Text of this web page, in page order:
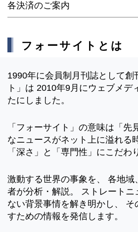
各決済のご案内
フォーサイトとは
1990年に会員制月刊誌として創
ト」は 2010年9月にウェブメデ
たにしました。
「フォーサイト」の意味は「先
なニュースがネット上に溢れる
「深さ」と「専門性」にこだわ
激動する世界の事象を、 各地域
者が分析・解説。 ストレートニ
ない背景事情を解き明かし、 そ
すための情報を発信します。